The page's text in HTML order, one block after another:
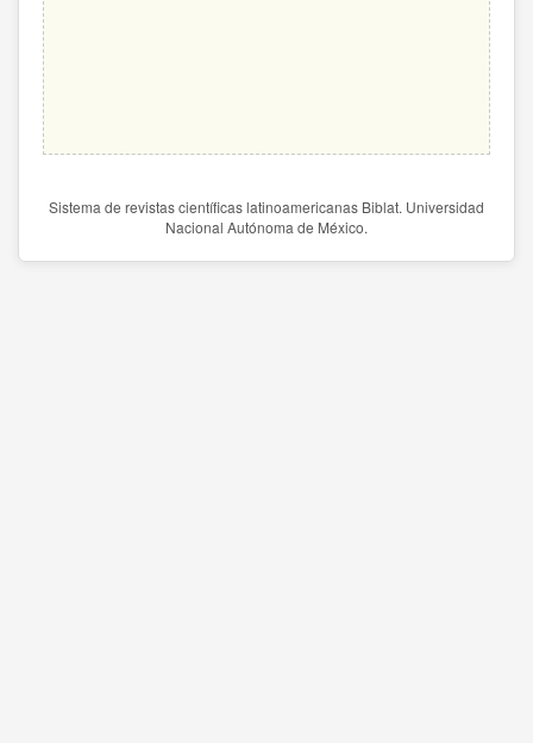
Sistema de revistas científicas latinoamericanas Biblat. Universidad
Nacional Autónoma de México.